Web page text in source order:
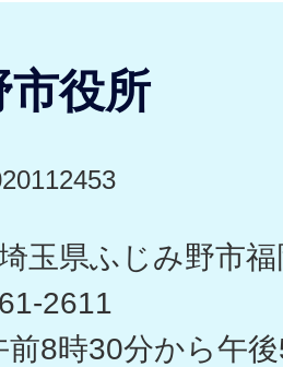
役所
玉県ふじみ野市
2611
前8時30分から午